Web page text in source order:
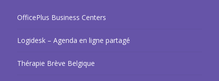
OfficePlus Business Centers
Logidesk – Agenda en ligne partagé
Thérapie Brève Belgique